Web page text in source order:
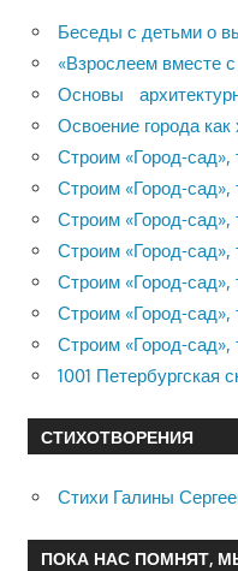
Беседы с детьми о
«Взрослеем вместе
Основы
Освоение города
Строим «Город-сад»,
Строим «Город-сад»,
Строим «Город-сад»,
Строим «Город-сад»,
Строим «Город-сад»,
Строим «Город-сад»,
Строим «Город-сад»,
1001 Петербургская
СТИХОТВОРЕНИЯ
Стихи Галины
ПОКА НАС ПОМНЯТ,